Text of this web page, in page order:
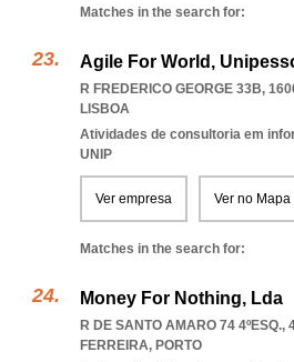
Matches in the search for:
Agile For World,
R FREDERICO GEORGE 33B,
LISBOA
Atividades de consultoria em
UNIP
Ver empresa Ver no Mapa
Matches in the search for:
Money For Nothing, Lda
R DE SANTO AMARO 74 4ºESQ.,
FERREIRA, PORTO